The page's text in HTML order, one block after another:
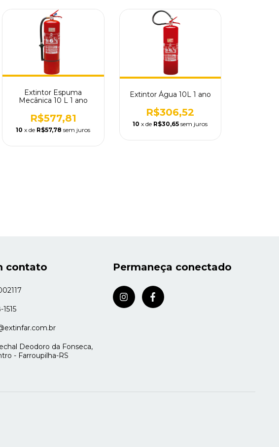
Extintor Espuma
Mecânica 10 L 1 ano
R$577,81
10 x de R$57,78 sem juros
Extintor Água 10L 1 ano
R$306,52
10 x de R$30,65 sem juros
contato
Deodoro da Fonseca,
- Farroupilha-RS
Permaneça conectado